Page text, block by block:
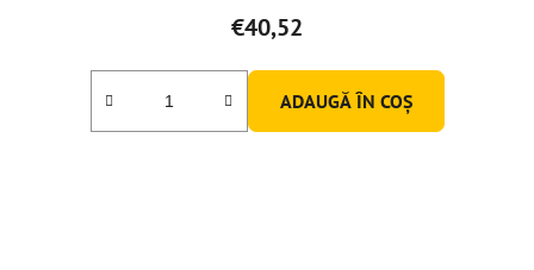
a
produsului
este
5,0
€40,52
ADAUGĂ ÎN COŞ